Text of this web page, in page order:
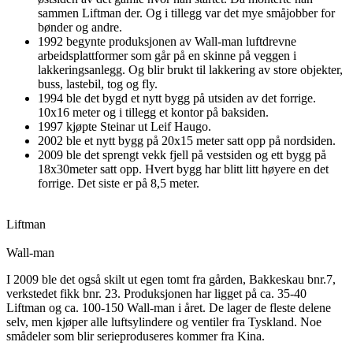
sammen Liftman der. Og i tillegg var det mye småjobber for
bønder og andre.
1992 begynte produksjonen av Wall-man luftdrevne
arbeidsplattformer som går på en skinne på veggen i
lakkeringsanlegg. Og blir brukt til lakkering av store objekter,
buss, lastebil, tog og fly.
1994 ble det bygd et nytt bygg på utsiden av det forrige.
10x16 meter og i tillegg et kontor på baksiden.
1997 kjøpte Steinar ut Leif Haugo.
2002 ble et nytt bygg på 20x15 meter satt opp på nordsiden.
2009 ble det sprengt vekk fjell på vestsiden og ett bygg på
18x30meter satt opp. Hvert bygg har blitt litt høyere en det
forrige. Det siste er på 8,5 meter.
Liftman
Wall-man
I 2009 ble det også skilt ut egen tomt fra gården, Bakkeskau bnr.7,
verkstedet fikk bnr. 23. Produksjonen har ligget på ca. 35-40
Liftman og ca. 100-150 Wall-man i året. De lager de fleste delene
selv, men kjøper alle luftsylindere og ventiler fra Tyskland. Noe
smådeler som blir serieproduseres kommer fra Kina.